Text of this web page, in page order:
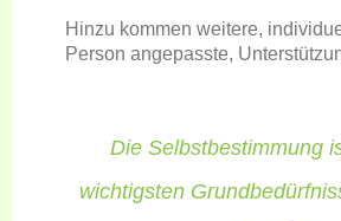
Hinzu kommen weitere,
Person angepasste,
Die Selbstbestimmung
wichtigsten